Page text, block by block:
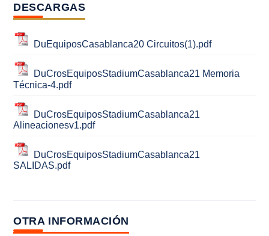
DESCARGAS
DuEquiposCasablanca20 Circuitos(1).pdf
DuCrosEquiposStadiumCasablanca21 Memoria
Técnica-4.pdf
DuCrosEquiposStadiumCasablanca21
Alineacionesv1.pdf
DuCrosEquiposStadiumCasablanca21
SALIDAS.pdf
OTRA INFORMACIÓN